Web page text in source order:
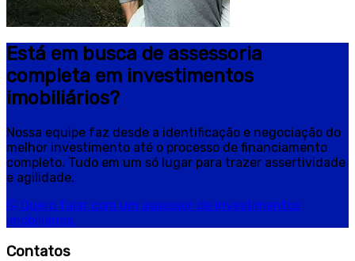
Está em busca de assessoria
completa em investimentos
imobiliários?
Nossa equipe faz desde a identificação e negociação do
melhor investimento até o processo de financiamento
completo. Tudo em um só lugar para trazer assertividade
e agilidade.
Quero falar com um assessor de investimentos
imobiliários.
Contatos